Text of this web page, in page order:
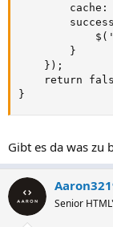
cache:
        }
    });
return
}
Gibt es da was zu
Senior